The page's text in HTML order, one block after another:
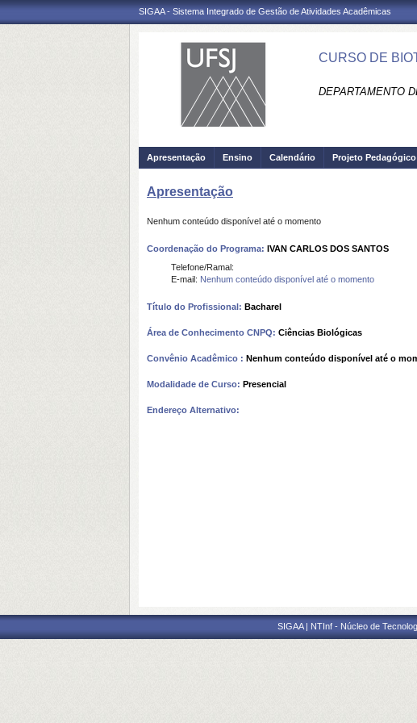
SIGAA - Sistema Integrado de Gestão de Atividades Acadêmicas
CURSO DE
DEPARTAMENTO
Apresentação Ensino Calendário Projeto
Apresentação
Nenhum conteúdo disponível até o momento
Coordenação do Programa: IVAN CARLOS DOS SANTOS
Telefone/Ramal:
E-mail: Nenhum conteúdo disponível até o momento
Título do Profissional: Bacharel
Área de Conhecimento CNPQ: Ciências Biológicas
Convênio Acadêmico : Nenhum conteúdo disponível até o
Modalidade de Curso: Presencial
Endereço Alternativo:
SIGAA | NTInf - Núcleo de